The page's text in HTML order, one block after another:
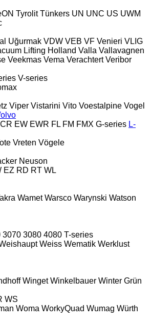
Tyrolit Tünkers UN UNC US UWM
Uğurmak VDW VEB VF Venieri VLIG
Lifting Holland Valla Vallavagnen
Veekmas Vema Verachtert Veribor
V-series
Viper Vistarini Vito Voestalpine Vogel
EW EWR FL FM FMX G-series L-
Vreten Vögele
Neuson
EZ RD RT WL
Wamet Warsco Warynski Watson
3070 3080 4080 T-series
Weiss Wematik Werklust
Winget Winkelbauer Winter Grün
WS
Woma WorkyQuad Wumag Würth